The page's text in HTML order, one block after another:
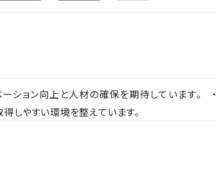
ション向上と人材の確保を期待しています。 ・
しやすい環境を整えています。